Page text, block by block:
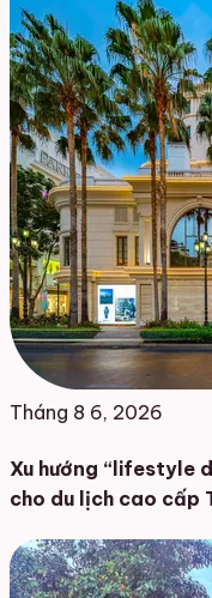
Tháng 8 6, 2026
Xu hướng “lifestyle
cho du lịch cao cấp